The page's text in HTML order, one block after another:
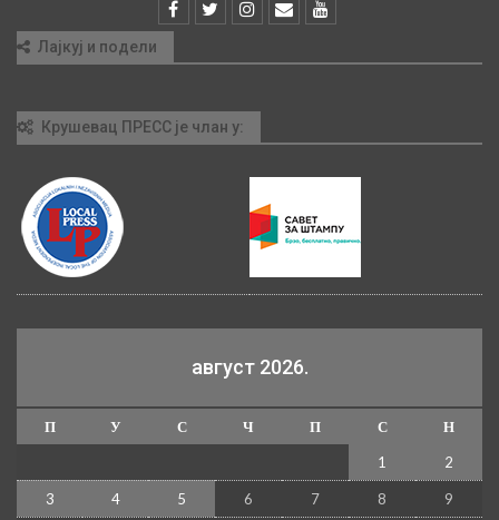
Лајкуј и подели
Крушевац ПРЕСС је члан у:
август 2026.
П У С Ч П С
Н
1
2
3 4 5 6 7 8 9